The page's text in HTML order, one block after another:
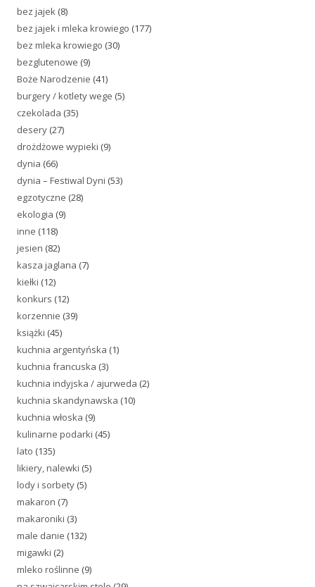
bez jajek (8)
bez jajek i mleka krowiego (177)
bez mleka krowiego (30)
bezglutenowe (9)
Boże Narodzenie (41)
burgery / kotlety wege (5)
czekolada (35)
desery (27)
drożdżowe wypieki (9)
dynia (66)
dynia – Festiwal Dyni (53)
egzotyczne (28)
ekologia (9)
inne (118)
jesien (82)
kasza jaglana (7)
kiełki (12)
konkurs (12)
korzennie (39)
książki (45)
kuchnia argentyńska (1)
kuchnia francuska (3)
kuchnia indyjska / ajurweda (2)
kuchnia skandynawska (10)
kuchnia włoska (9)
kulinarne podarki (45)
lato (135)
likiery, nalewki (5)
lody i sorbety (5)
makaron (7)
makaroniki (3)
male danie (132)
migawki (2)
mleko roślinne (9)